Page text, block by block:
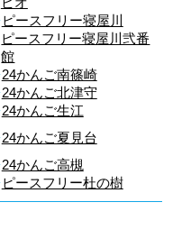
ピースフリー寝屋川
ピースフリー寝屋川弐番
館
24かんご南篠崎
24かんご北津守
24かんご生江
24かんご夏見台
24かんご高槻
ピースフリー杜の樹